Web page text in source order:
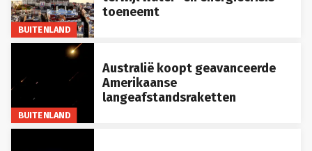
BUITENLAND
toeneemt
BUITENLAND
Australië koopt geavanceerde
Amerikaanse
langeafstandsraketten